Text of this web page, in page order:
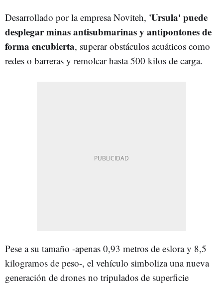
Desarrollado por la empresa Noviteh, 'Ursula' puede
desplegar minas antisubmarinas y antipontones de
forma encubierta, superar obstáculos acuáticos como
redes o barreras y remolcar hasta 500 kilos de carga.
Pese a su tamaño -apenas 0,93 metros de eslora y 8,5
kilogramos de peso-, el vehículo simboliza una nueva
generación de drones no tripulados de superficie